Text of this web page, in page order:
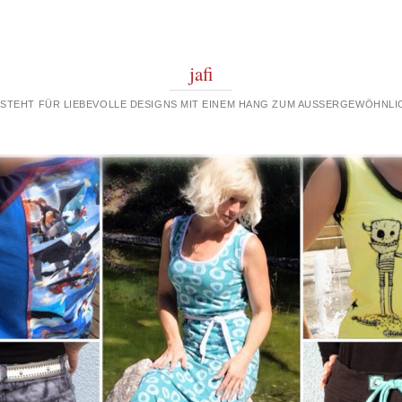
jafi
FÜR LIEBEVOLLE DESIGNS MIT EINEM HANG ZUM